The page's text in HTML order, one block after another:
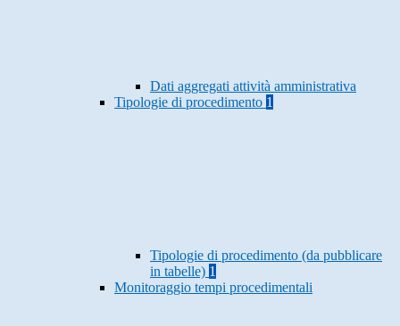
Dati aggregati attività amministrativa
Tipologie di procedimento 1
Tipologie di procedimento (da pubblicare
in tabelle) 1
Monitoraggio tempi procedimentali